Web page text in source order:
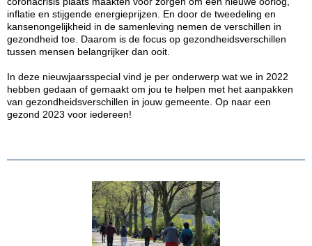
inflatie en stijgende energieprijzen. En door de tweedeling en
kansenongelijkheid in de samenleving nemen de verschillen in
gezondheid toe. Daarom is de focus op gezondheidsverschillen
tussen mensen belangrijker dan ooit.
In deze nieuwjaarsspecial vind je per onderwerp wat we in 2022
hebben gedaan of gemaakt om jou te helpen met het aanpakken
van gezondheidsverschillen in jouw gemeente . Op naar een
gezond 2023 voor iedereen!